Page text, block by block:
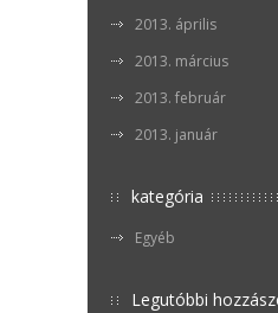
2013. április
2013. március
2013. február
2013. január
kategória
Egyéb
Legutóbbi